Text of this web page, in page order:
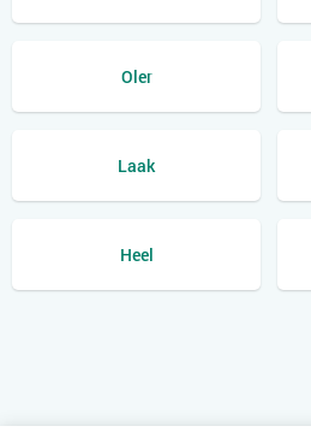
Oler
Laak
Heel